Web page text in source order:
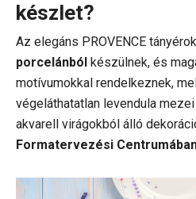
készlet?
Az elegáns PROVENCE tányérok
porcelánból készülnek, és
motívumokkal rendelkeznek,
végeláthatatlan levendula
akvarell virágokból álló
Formatervezési